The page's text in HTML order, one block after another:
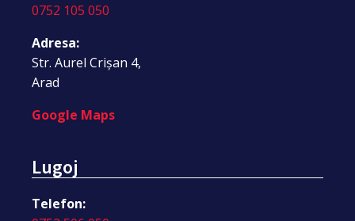
0752 105 050
Adresa:
Str. Aurel Crișan 4,
Arad
Google Maps
Lugoj
Telefon: